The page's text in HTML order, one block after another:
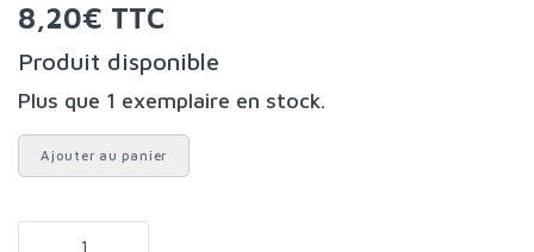
8,20€ TTC
Produit disponible
Plus que 1 exemplaire en stock.
Ajouter au panier